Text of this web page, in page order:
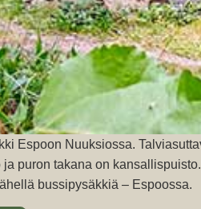
Espoon Nuuksiossa.
ja puron takana on
bussipysäkkiä – Espoossa.